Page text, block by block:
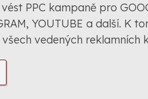
PPC kampaně pro
YOUTUBE a další. K
vedených reklamních